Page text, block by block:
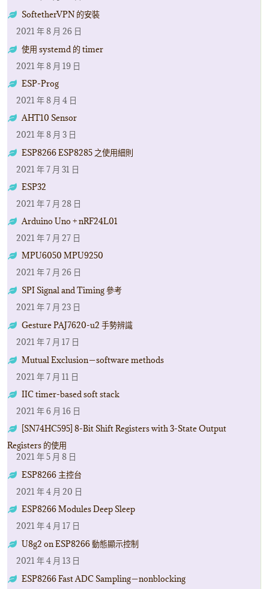
SoftetherVPN 的安裝
2021 年 8 月 26 日
使用 systemd 的 timer
2021 年 8 月 19 日
ESP-Prog
2021 年 8 月 4 日
AHT10 Sensor
2021 年 8 月 3 日
ESP8266 ESP8285 之使用細則
2021 年 7 月 31 日
ESP32
2021 年 7 月 28 日
Arduino Uno + nRF24L01
2021 年 7 月 27 日
MPU6050 MPU9250
2021 年 7 月 26 日
SPI Signal and Timing 參考
2021 年 7 月 23 日
Gesture PAJ7620-u2 手勢辨識
2021 年 7 月 17 日
Mutual Exclusion－software methods
2021 年 7 月 11 日
IIC timer-based soft stack
2021 年 6 月 16 日
[SN74HC595] 8-Bit Shift Registers with 3-State Output
Registers 的使用
2021 年 5 月 8 日
ESP8266 主控台
2021 年 4 月 20 日
ESP8266 Modules Deep Sleep
2021 年 4 月 17 日
U8g2 on ESP8266 動態顯示控制
2021 年 4 月 13 日
ESP8266 Fast ADC Sampling－nonblocking